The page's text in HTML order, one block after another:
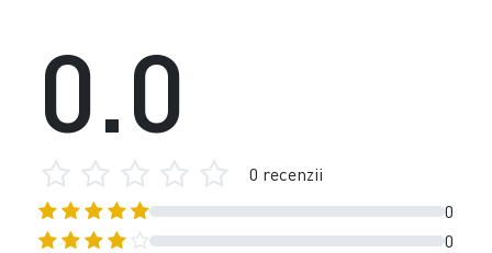
0
0
0.0
0 recenzii